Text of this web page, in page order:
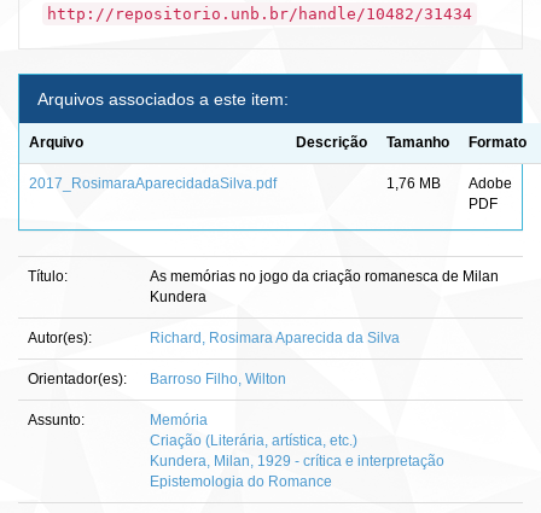
http://repositorio.unb.br/handle/10482/31434
Arquivos associados a este item:
Arquivo Descrição Tamanho Formato
2017_RosimaraAparecidadaSilva.pdf 1,76 MB
Adobe
PDF
Título:
As memórias no jogo da criação romanesca de Milan
Kundera
Autor(es): Richard, Rosimara Aparecida da Silva
Orientador(es): Barroso Filho, Wilton
Assunto:
Memória
Criação (Literária, artística, etc.)
Kundera, Milan, 1929 - crítica e interpretação
Epistemologia do Romance